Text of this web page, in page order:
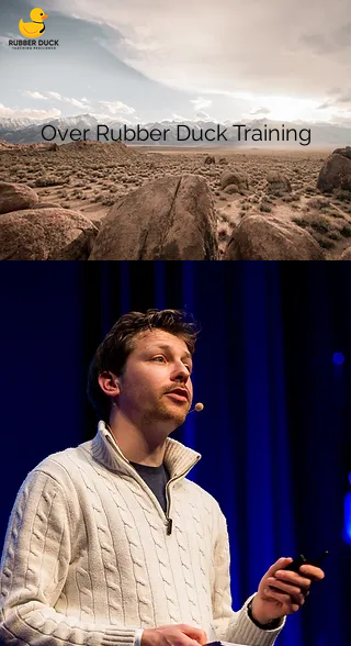
Over Rubber Duck Training